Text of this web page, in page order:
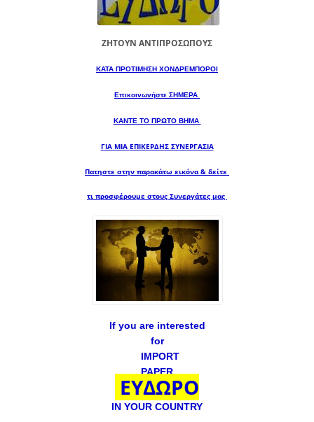
ΖΗΤΟΥΝ ΑΝΤΙΠΡΟΣΩΠΟΥΣ
ΚΑΤΑ ΠΡΟΤΙΜΗΣΗ ΧΟΝΔΡΕΜΠΟΡΟΙ
Επικοινωνήστε ΣΗΜΕΡΑ
ΚΑΝΤΕ ΤΟ ΠΡΩΤΟ ΒΗΜΑ
ΓΙΑ ΜΙΑ ΕΠΙΚΕΡΔΗΣ ΣΥΝΕΡΓΑΣΙΑ
Πατηστε στην παρακάτω εικόνα & δείτε
τι προσφέρουμε στους Συνεργάτες μας
If you are interested
for
IMPORT
PAPER
ΕΥΔΩΡΟ
IN YOUR COUNTRY